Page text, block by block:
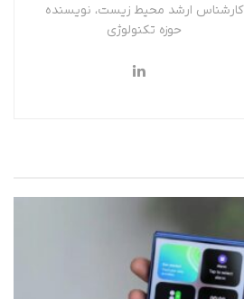
کارشناس ارشد محیط زیست، نویسنده
حوزه تکنولوژی